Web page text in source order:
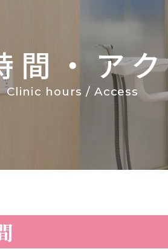
間・ア
Clinic hours / Access